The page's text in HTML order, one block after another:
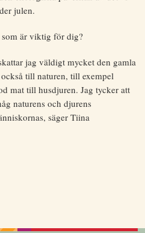
julen.
är viktig för dig?
jag väldigt mycket den gamla
till naturen, till exempel
mat till husdjuren. Jag tycker att
naturens och djurens
säger Tiina